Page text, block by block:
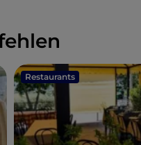
Restaurants